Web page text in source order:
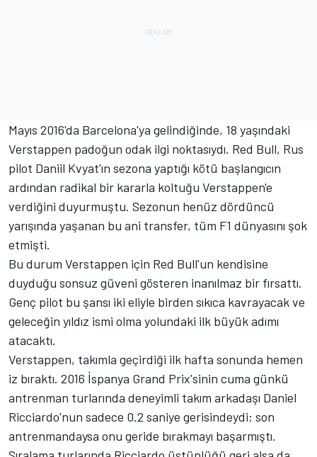
Mayıs 2016'da Barcelona'ya gelindiğinde, 18 yaşındaki
Verstappen padoğun odak ilgi noktasıydı. Red Bull, Rus
pilot Daniil Kvyat'ın sezona yaptığı kötü başlangıcın
ardından radikal bir kararla koltuğu Verstappen'e
verdiğini duyurmuştu. Sezonun henüz dördüncü
yarışında yaşanan bu ani transfer, tüm F1 dünyasını şok
etmişti.
Bu durum Verstappen için Red Bull'un kendisine
duyduğu sonsuz güveni gösteren inanılmaz bir fırsattı.
Genç pilot bu şansı iki eliyle birden sıkıca kavrayacak ve
geleceğin yıldız ismi olma yolundaki ilk büyük adımı
atacaktı.
Verstappen, takımla geçirdiği ilk hafta sonunda hemen
iz bıraktı. 2016 İspanya Grand Prix'sinin cuma günkü
antrenman turlarında deneyimli takım arkadaşı Daniel
Ricciardo'nun sadece 0.2 saniye gerisindeydi; son
antrenmandaysa onu geride bırakmayı başarmıştı.